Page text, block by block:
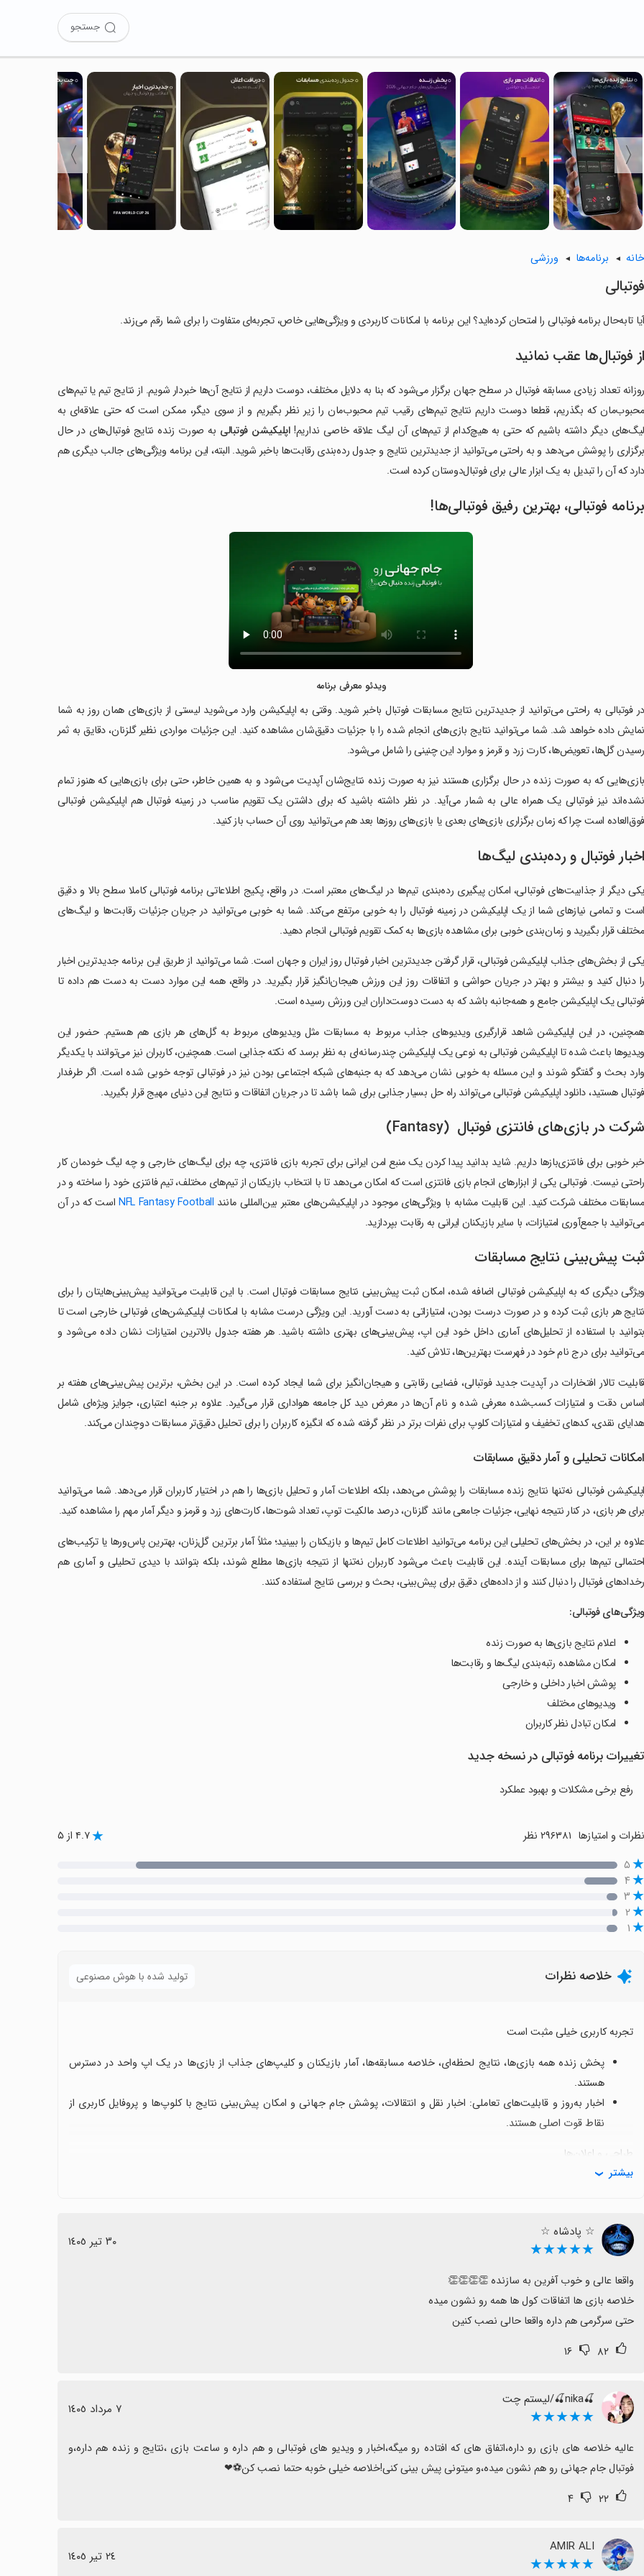
جستجو
〈
〉
خانه برنامه‌ها ورزشی
فوتبالی
آیا تابه‌حال برنامه فوتبالی را امتحان کرده‌اید؟ این برنامه با امکانات کاربردی و ویژگی‌هایی خاص، تجربه‌ای متفاوت را برای شما رقم می‌زند.
از فوتبال‌ها عقب نمانید
روزانه تعداد زیادی مسابقه فوتبال در سطح جهان برگزار می‌شود که بنا به دلایل مختلف، دوست داریم از نتایج آن‌ها خبردار شویم. از نتایج تیم یا تیم‌های
محبوب‌مان که بگذریم، قطعا دوست‌ داریم نتایج تیم‌های رقیب تیم محبوب‌مان را زیر نظر بگیریم و از سوی دیگر، ممکن است که حتی علاقه‌ای به
لیگ‌های دیگر داشته باشیم که حتی به هیچ‌کدام از تیم‌های آن لیگ علاقه خاصی نداریم!اپلیکیشن فوتبالی به صورت زنده نتایج فوتبال‌های در حال
برگزاری را پوشش می‌دهد و به راحتی می‌توانید از جدیدترین نتایج و جدول رده‌بندی رقابت‌ها باخبر شوید. البته، این برنامه ویژگی‌های جالب دیگری هم
دارد که آن را تبدیل به یک ابزار عالی برای فوتبال‌دوستان کرده است.
برنامه فوتبالی، بهترین رفیق فوتبالی‌ها!
ویدئو معرفی برنامه
در فوتبالی به راحتی می‌توانید از جدیدترین نتایج مسابقات فوتبال باخبر شوید. وقتی به اپلیکیشن وارد می‌شوید لیستی از بازی‌های همان روز به شما
نمایش داده خواهد شد. شما می‌توانید نتایج بازی‌های انجام شده را با جزئیات دقیق‌شان مشاهده کنید. این جزئیات مواردی نظیر گلزنان، دقایق به ثمر
رسیدن گل‌ها، تعویض‌ها، کارت زرد و قرمز و موارد این چنینی را شامل می‌شود.
بازی‌هایی که به صورت زنده در حال برگزاری هستند نیز به صورت زنده نتایج‌شان آپدیت می‌شود و به همین خاطر، حتی برای بازی‌هایی که هنوز تمام
نشده‌اند نیز فوتبالی یک همراه عالی به شمار می‌آید. در نظر داشته باشید که برای داشتن یک تقویم مناسب در زمینه فوتبال هم اپلیکیشن فوتبالی
فوق‌العاده است چرا که زمان برگزاری بازی‌های بعدی یا بازی‌های روزها بعد هم می‌توانید روی آن حساب باز کنید.
اخبار فوتبال و رده‌بندی لیگ‌ها
یکی دیگر از جذابیت‌های فوتبالی، امکان پیگیری رده‌بندی تیم‌ها در لیگ‌های معتبر است. در واقع، پکیج اطلاعاتی برنامه فوتبالی کاملا سطح بالا و دقیق
است و تمامی نیازهای شما از یک اپلیکیشن در زمینه فوتبال را به خوبی مرتفع می‌کند. شما به خوبی می‌توانید در جریان جزئیات رقابت‌ها و لیگ‌های
مختلف قرار بگیرید و زمان‌بندی خوبی برای مشاهده بازی‌ها به کمک تقویم فوتبالی انجام دهید.
یکی از بخش‌های جذاب اپلیکیشن فوتبالی، قرار گرفتن جدیدترین اخبار فوتبال روز ایران و جهان است. شما می‌توانید از طریق این برنامه جدیدترین اخبار
را دنبال کنید و بیشتر و بهتر در جریان حواشی و اتفاقات روز این ورزش هیجان‌انگیز قرار بگیرید. در واقع، همه این موارد دست به دست هم داده تا
فوتبالی یک اپلیکیشن جامع و همه‌جانبه باشد که به دست دوست‌داران این ورزش رسیده است.
همچنین، در این اپلیکیشن شاهد قرارگیری ویدیوهای جذاب مربوط به مسابقات مثل ویدیوهای مربوط به گل‌های هر بازی هم هستیم. حضور این
ویدیوها باعث شده تا اپلیکیشن فوتبالی به نوعی یک اپلیکیشن چندرسانه‌ای به نظر برسد که نکته جذابی است. همچنین، کاربران نیز می‌توانند با یکدیگر
وارد بحث و گفتگو شوند و این مسئله به خوبی نشان می‌دهد که به جنبه‌های شبکه اجتماعی بودن نیز در فوتبالی توجه خوبی شده است. اگر طرفدار
فوتبال هستید، دانلود اپلیکیشن فوتبالی می‌تواند راه حل بسیار جذابی برای شما باشد تا در جریان اتفاقات و نتایج این دنیای مهیج قرار بگیرید.
شرکت در بازی‌های فانتزی فوتبال (Fantasy)
خبر خوبی برای فانتزی‌بازها داریم. شاید بدانید پیدا کردن یک منبع امن ایرانی برای تجربه بازی فانتزی، چه برای لیگ‌های خارجی و چه لیگ خودمان کار
راحتی نیست. فوتبالی یکی از ابزارهای انجام بازی فانتزی است که امکان می‌دهد تا با انتخاب بازیکنان از تیم‌های مختلف، تیم فانتزی خود را ساخته و در
مسابقات مختلف شرکت کنید. این قابلیت مشابه با ویژگی‌های موجود در اپلیکیشن‌های معتبر بین‌المللی مانند NFL Fantasy Football است که در آن
می‌توانید با جمع‌آوری امتیازات، با سایر بازیکنان ایرانی به رقابت بپردازید.
ثبت پیش‌بینی نتایج مسابقات
ویژگی دیگری که به اپلیکیشن فوتبالی اضافه شده، امکان ثبت پیش‌بینی نتایج مسابقات فوتبال است. با این قابلیت می‌توانید پیش‌بینی‌هایتان را برای
نتایج هر بازی ثبت کرده و در صورت درست بودن، امتیازاتی به دست آورید. این ویژگی درست مشابه با امکانات اپلیکیشن‌های فوتبالی خارجی است تا
بتوانید با استفاده از تحلیل‌های آماری داخل خود این اپ، پیش‌بینی‌های بهتری داشته باشید. هر هفته جدول بالاترین امتیازات نشان داده می‌شود و
می‌توانید برای درج نام خود در فهرست بهترین‌ها، تلاش کنید.
قابلیت تالار افتخارات در آپدیت جدید فوتبالی، فضایی رقابتی و هیجان‌انگیز برای شما ایجاد کرده است. در این بخش، برترین پیش‌بینی‌های هفته بر
اساس دقت و امتیازات کسب‌شده معرفی شده و نام آن‌ها در معرض دید کل جامعه هواداری قرار می‌گیرد. علاوه بر جنبه اعتباری، جوایز ویژه‌ای شامل
هدایای نقدی، کدهای تخفیف و امتیازات کلوپ برای نفرات برتر در نظر گرفته شده که انگیزه کاربران را برای تحلیل دقیق‌تر مسابقات دوچندان می‌کند.
امکانات تحلیلی و آمار دقیق مسابقات
اپلیکیشن فوتبالی نه‌تنها نتایج زنده مسابقات را پوشش می‌دهد، بلکه اطلاعات آمار و تحلیل بازی‌ها را هم در اختیار کاربران قرار می‌دهد. شما می‌توانید
برای هر بازی، در کنار نتیجه نهایی، جزئیات جامعی مانند گلزنان، درصد مالکیت توپ، تعداد شوت‌ها، کارت‌های زرد و قرمز و دیگر آمار مهم را مشاهده کنید.
علاوه بر این، در بخش‌های تحلیلی این برنامه می‌توانید اطلاعات کامل تیم‌ها و بازیکنان را ببینید؛ مثلاً آمار برترین گل‌زنان، بهترین پاس‌ور‌ها یا ترکیب‌های
احتمالی تیم‌ها برای مسابقات آینده. این قابلیت باعث می‌شود کاربران نه‌تنها از نتیجه بازی‌ها مطلع شوند، بلکه بتوانند با دیدی تحلیلی و آماری هم
رخدادهای فوتبال را دنبال کنند و از داده‌های دقیق برای پیش‌بینی، بحث و بررسی نتایج استفاده کنند.
ویژگی‌های فوتبالی:
اعلام نتایج بازی‌ها به صورت زنده
امکان مشاهده رتبه‌بندی لیگ‌ها و رقابت‌ها
پوشش اخبار داخلی و خارجی
ویدیوهای مختلف
امکان تبادل نظر کاربران
تغییرات برنامه فوتبالی در نسخه جدید
رفع برخی مشکلات و بهبود عملکرد
نظرات و امتیازها ۴.۷ از ۵
۵
۴
۳
۲
۱
خلاصه نظرات تولید شده با هوش مصنوعی
تجربه کاربری خیلی مثبت است
پخش زنده همه بازی‌ها، نتایج لحظه‌ای، خلاصه مسابقه‌ها، آمار بازیکنان و کلیپ‌های جذاب از بازی‌ها در یک اپ واحد در دسترس
هستند.
اخبار به‌روز و قابلیت‌های تعاملی: اخبار نقل و انتقالات، پوشش جام جهانی و امکان پیش‌بینی نتایج با کلوپ‌ها و پروفایل کاربری از
نقاط قوت اصلی هستند.
طراحی و اعلان‌ها
یا محدودیت در پخش مواجه می‌شوند.
نکات بهبودپذیر
برخی اخبار و نقل و انتقالات قدیمی گزارش می‌شود، برخی بازیکنان ذخیره نمایش داده نمی‌شوند و گاهی با باگ‌های کوچکی در
اکانت/امتیاز روبه‌رو می‌شوید.
بیشتر
☆ پادشاه ☆
★★★★★ ٣٠ تیر ١٤٠٥
حتی سرگرمی هم داره واقعا حالی نصب کنین
۸۲ ۱۶
🍒nika🍒/لیستم چت
★★★★★ ٧ مرداد ١٤٠٥
فوتبال جام جهانی رو هم نشون میده،و میتونی پیش بینی کنی!خلاصه خیلی خوبه حتما نصب کن⚽️❤
۲۲ ۴
AMIR ALI
★★★★★ ٢٤ تیر ١٤٠٥